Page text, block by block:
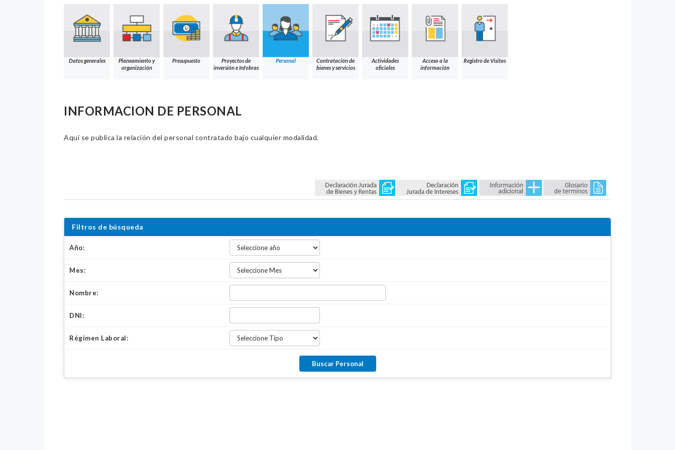
Datos generales
Planeamiento y
organización
Presupuesto
Proyectos de
inversión e Infobras
Personal
Contratación de
bienes y servicios
Actividades
oficiales
Acceso a la
información
Registro de Visitas
INFORMACION DE PERSONAL
Aquí se publica la relación del personal contratado bajo cualquier modalidad.
Filtros de búsqueda
Año:
Mes:
Nombre:
DNI:
Régimen Laboral: